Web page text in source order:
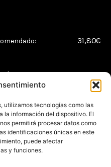
utilizamos tecnologías como las
la información del dispositivo. El
permitirá procesar datos como
identificaciones únicas en este
puede afectar
y funciones.
31,80€
17,50€
a la